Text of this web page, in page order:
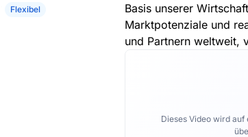
Flexibel
Basis unserer
Marktpotenziale und
und Partnern weltweit,
Dieses Video wird